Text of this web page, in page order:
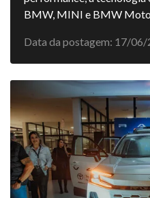
BMW, MINI e BMW
Data da postagem: 17/06/